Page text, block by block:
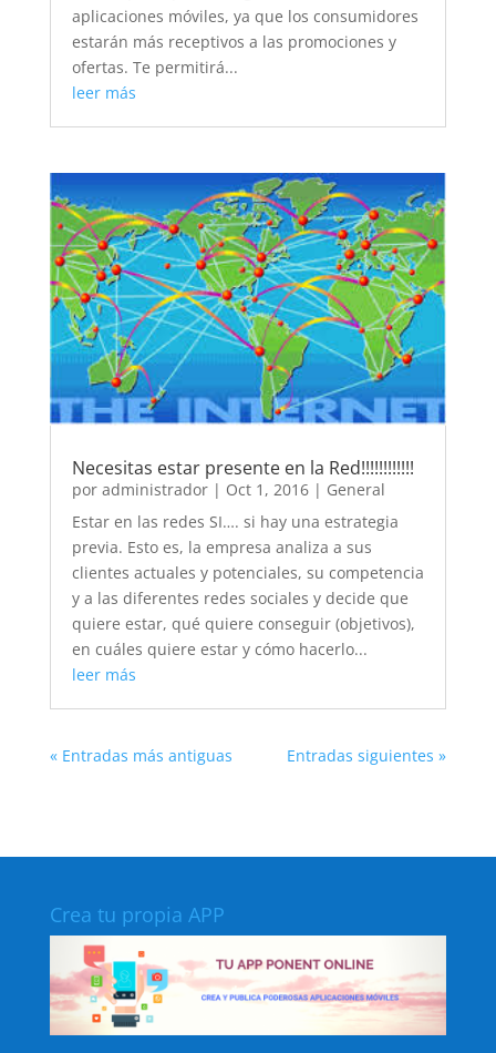
aplicaciones móviles, ya que los consumidores
estarán más receptivos a las promociones y
ofertas. Te permitirá...
leer más
Necesitas estar presente en la Red!!!!!!!!!!!!
por administrador| Oct 1, 2016| General
Estar en las redes SI…. si hay una estrategia
previa. Esto es, la empresa analiza a sus
clientes actuales y potenciales, su competencia
y a las diferentes redes sociales y decide que
quiere estar, qué quiere conseguir (objetivos),
en cuáles quiere estar y cómo hacerlo...
leer más
« Entradas más antiguas Entradas siguientes »
Crea tu propia APP